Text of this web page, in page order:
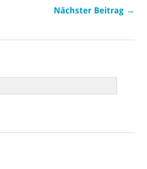
Nächster Beitrag →